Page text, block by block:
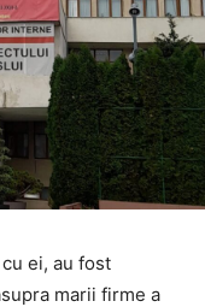
ei, au fost
marii firme a